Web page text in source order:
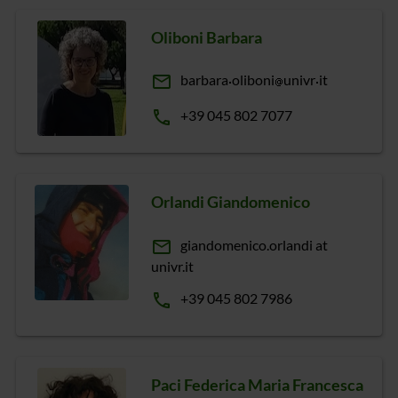
Oliboni Barbara
email barbara oliboni univr it
phone +39 045 802 7077
Orlandi Giandomenico
email
giandomenico.orlandi at
univr.it
phone +39 045 802 7986
Paci Federica Maria Francesca